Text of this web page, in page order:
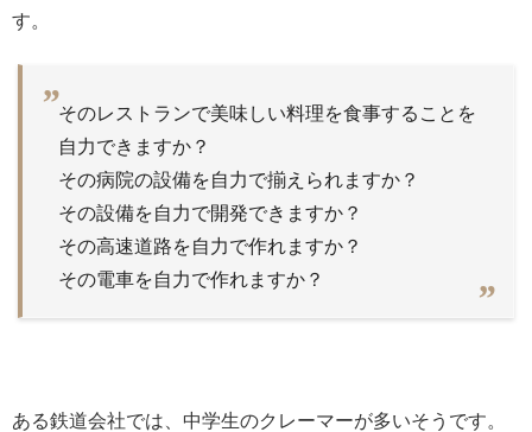
す。
そのレストランで美味しい料理を食事することを
自力できますか？
その病院の設備を自力で揃えられますか？
その設備を自力で開発できますか？
その高速道路を自力で作れますか？
その電車を自力で作れますか？
ある鉄道会社では、中学生のクレーマーが多いそうです。